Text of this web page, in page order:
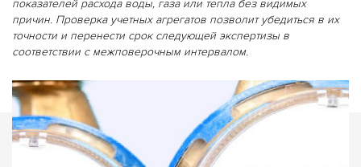
показателей расхода воды, газа или тепла без видимых
причин. Проверка учетных агрегатов позволит убедиться в их
точности и перенести срок следующей экспертизы в
соответствии с межповерочным интервалом.